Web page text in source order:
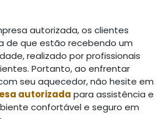
autorizada, os clientes
de que estão recebendo um
realizado por profissionais
Portanto, ao enfrentar
seu aquecedor, não hesite em
autorizada para assistência e
confortável e seguro em